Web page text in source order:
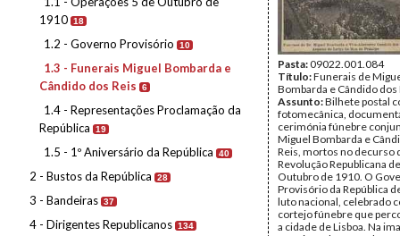
1910 18
1.2 - Governo Provisório 10
1.3 - Funerais Miguel Bombarda e
Cândido dos Reis
6
1.4 - Representações Proclamação da
República
19
1.5 - 1º Aniversário da República 40
2 - Bustos da República 28
3 - Bandeiras 37
4 - Dirigentes Republicanos 134
Pasta:09022.001.084
Título:Funerais de
Bombarda e Cândido dos
Assunto:Bilhete postal
fotomecânica,
cerimónia fúnebre
Miguel Bombarda e
Reis, mortos no decurso
Revolução Republicana
Outubro de 1910. O
Provisório da República
luto nacional, celebrado
cortejo fúnebre que
a cidade de Lisboa. Na